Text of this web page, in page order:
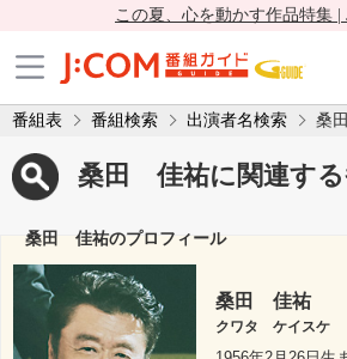
この夏、心を動かす作品特集 |
番組表 番組検索 出演者名検索 桑
桑田 佳祐に関連する
桑田 佳祐のプロフィール
桑田 佳祐
クワタ ケイスケ